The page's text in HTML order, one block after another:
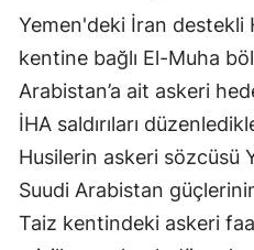
Yemen'deki İran destekli
kentine bağlı El-Muha
Arabistan’a ait askeri
İHA saldırıları
Husilerin askeri sözcüsü
Suudi Arabistan
Taiz kentindeki askeri